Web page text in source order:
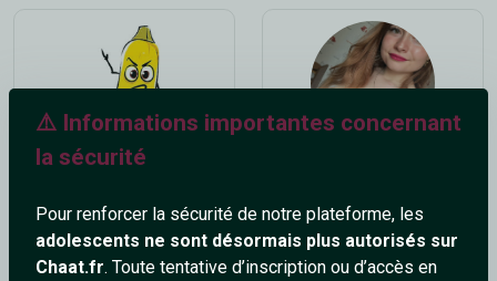
⚠️ Informations importantes concernant
la sécurité
Pour renforcer la sécurité de notre plateforme, les
adolescents ne sont désormais plus autorisés sur
Chaat.fr. Toute tentative d’inscription ou d’accès en
29 ans 20 ans